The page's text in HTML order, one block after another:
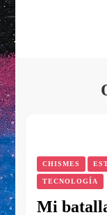
CHISMES
TECNOLOGÍA
Mi